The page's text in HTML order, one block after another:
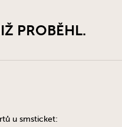
PROBĚHL.
u smsticket: